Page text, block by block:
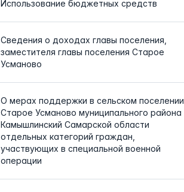
Использование бюджетных средств
Сведения о доходах главы поселения,
заместителя главы поселения Старое
Усманово
О мерах поддержки в сельском поселении
Старое Усманово муниципального района
Камышлинский Самарской области
отдельных категорий граждан,
участвующих в специальной военной
операции